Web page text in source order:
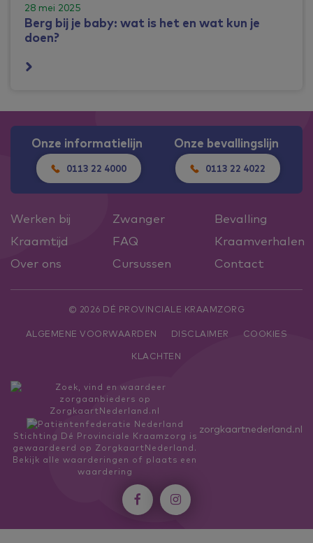
28 mei 2025
Berg bij je baby: wat is het en wat kun je
doen?
Onze informatielijn
0113 22 4000
Onze bevallingslijn
0113 22 4022
Werken bij Zwanger
Bevalling
Kraamtijd
FAQ
Kraamverhalen
Over ons
Cursussen Contact
© 2026 DÉ PROVINCIALE KRAAMZORG
ALGEMENE VOORWAARDEN DISCLAIMER
COOKIES
KLACHTEN
Stichting Dé Provinciale Kraamzorg is
gewaardeerd op ZorgkaartNederland.
Bekijk alle waarderingen of plaats een
waardering
zorgkaartnederland.nl
 